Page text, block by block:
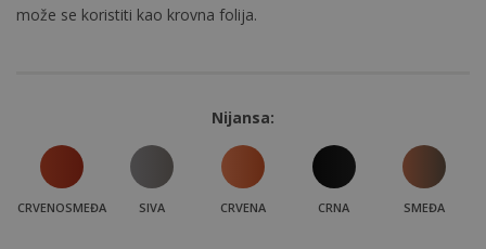
može se koristiti kao krovna folija.
Nijansa:
CRVENOSMEĐA SIVA CRVENA CRNA SMEĐA